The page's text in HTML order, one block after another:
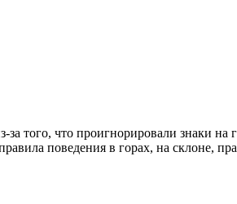
того, что проигнорировали знаки
поведения в горах, на склоне,